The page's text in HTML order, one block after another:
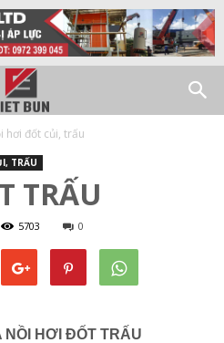
hơi đốt củi, trấu
TRẤU
TRẤU
5703 0
NỒI HƠI ĐỐT TRẤU